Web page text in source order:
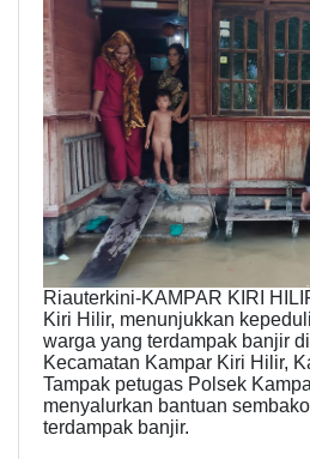
Riauterkini-KAMPAR KIRI
Kiri Hilir, menunjukkan
warga yang terdampak banjir
Kecamatan Kampar Kiri Hilir,
Tampak petugas Polsek
menyalurkan bantuan
terdampak banjir.